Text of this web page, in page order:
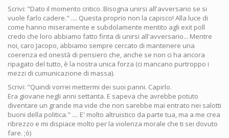
Scrivi: "Dato il momento critico. Bisogna unirsi all'avversario se si
vuole farlo cadere." .... Questa proprio non la capisco! Alla luce di
come hanno miseramente e subdolamente mentito agli exit poll
credo che loro abbiamo fatto finta di unirsi all'avversario... Mentre
noi, caro Jacopo, abbiamo sempre cercato di mantenere una
coerenza ed onestà di pensiero che, anche se non ci ha ancora
ripagato del tutto, è la nostra unica forza (ci mancano purtroppo i
mezzi di cumunicazione di massa).
Scrivi: "Quindi vorrei mettermi dei suoi panni. Capirlo.
Era giovane negli anni settanta. E sapeva che avrebbe potuto
diventare un grande ma vide che non sarebbe mai entrato nei salotti
buoni della politica." .... E' molto altruistico da parte tua, ma a me crea
ribrezzo e mi dispiace molto per la violenza morale che ti sei dovuto
fare. ;ò)